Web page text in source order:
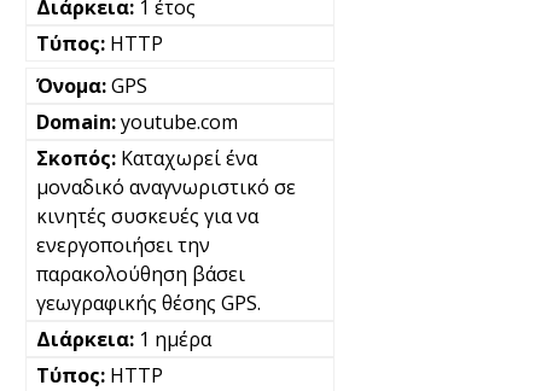
1 έτος
HTTP
GPS
youtube.com
Καταχωρεί ένα
μοναδικό αναγνωριστικό σε
κινητές συσκευές για να
ενεργοποιήσει την
παρακολούθηση βάσει
γεωγραφικής θέσης GPS.
1 ημέρα
HTTP